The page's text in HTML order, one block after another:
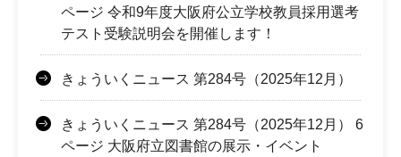
ページ 令和9年度大阪府公立学校教員採用選考
テスト受験説明会を開催します！
きょういくニュース 第284号（2025年12月）
きょういくニュース 第284号（2025年12月） 6
ページ 大阪府立図書館の展示・イベント